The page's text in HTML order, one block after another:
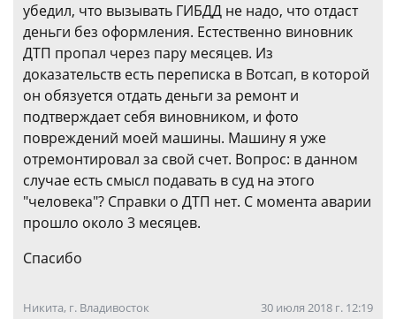
убедил, что вызывать ГИБДД не надо, что отдаст
деньги без оформления. Естественно виновник
ДТП пропал через пару месяцев. Из
доказательств есть переписка в Вотсап, в которой
он обязуется отдать деньги за ремонт и
подтверждает себя виновником, и фото
повреждений моей машины. Машину я уже
отремонтировал за свой счет. Вопрос: в данном
случае есть смысл подавать в суд на этого
"человека"? Справки о ДТП нет. С момента аварии
прошло около 3 месяцев.
Спасибо
Никита, г. Владивосток 30 июля 2018 г. 12:19